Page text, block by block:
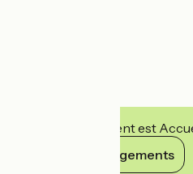
Cet établissement est
Voir ses engagements